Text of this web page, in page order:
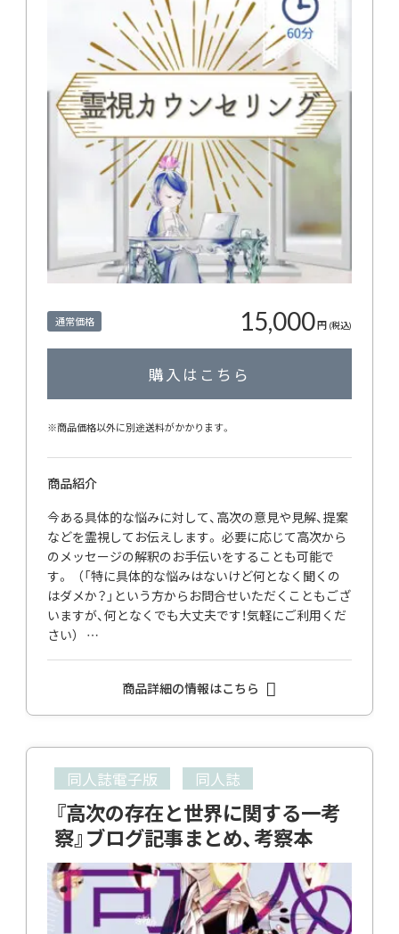
通常価格 15,000円 (税込)
購入はこちら
※商品価格以外に別途送料がかかります。
商品紹介
今ある具体的な悩みに対して、高次の意見や見解、提案
などを霊視してお伝えします。 必要に応じて高次から
のメッセージの解釈のお手伝いをすることも可能で
す。 （「特に具体的な悩みはないけど何となく聞くの
はダメか？」という方からお問合せいただくこともござ
いますが、何となくでも大丈夫です！気軽にご利用くだ
さい） …
商品詳細の情報はこちら
同人誌電子版 同人誌
『高次の存在と世界に関する一考
察』ブログ記事まとめ、考察本